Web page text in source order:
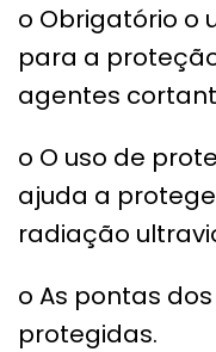
o Obrigatório o
para a
agentes
o O uso de
ajuda a
radiação
o As pontas
protegidas.